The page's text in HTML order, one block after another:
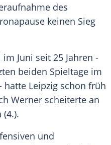
des
keinen Sieg
Juni seit 25 Jahren -
beiden Spieltage im
hatte Leipzig schon früh
Werner scheiterte an
(4.).
und